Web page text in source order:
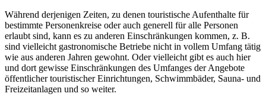
Während derjenigen Zeiten, zu denen touristische Aufenthalte für
bestimmte Personenkreise oder auch generell für alle Personen
erlaubt sind, kann es zu anderen Einschränkungen kommen, z. B.
sind vielleicht gastronomische Betriebe nicht in vollem Umfang tätig
wie aus anderen Jahren gewohnt. Oder vielleicht gibt es auch hier
und dort gewisse Einschränkungen des Umfanges der Angebote
öffentlicher touristischer Einrichtungen, Schwimmbäder, Sauna- und
Freizeitanlagen und so weiter.